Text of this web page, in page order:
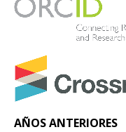
AÑOS ANTERIORES